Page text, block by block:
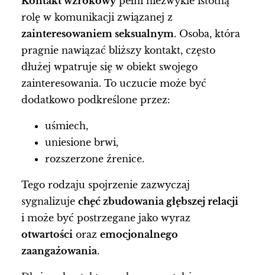
rolę w komunikacji związanej z
zainteresowaniem seksualnym. Osoba, która
pragnie nawiązać bliższy kontakt, często
dłużej wpatruje się w obiekt swojego
zainteresowania. To uczucie może być
dodatkowo podkreślone przez:
uśmiech,
uniesione brwi,
rozszerzone źrenice.
Tego rodzaju spojrzenie zazwyczaj
sygnalizuje chęć zbudowania głębszej relacji
i może być postrzegane jako wyraz
otwartości oraz emocjonalnego
zaangażowania.